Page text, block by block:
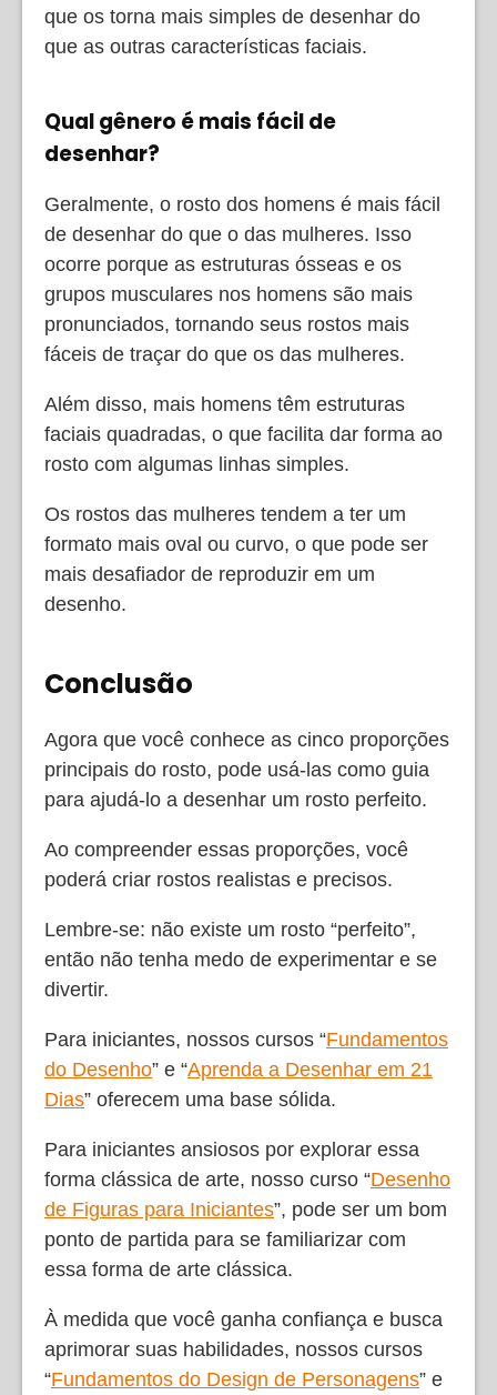
que os torna mais simples de desenhar do
que as outras características faciais.
Qual gênero é mais fácil de
desenhar?
Geralmente, o rosto dos homens é mais fácil
de desenhar do que o das mulheres. Isso
ocorre porque as estruturas ósseas e os
grupos musculares nos homens são mais
pronunciados, tornando seus rostos mais
fáceis de traçar do que os das mulheres.
Além disso, mais homens têm estruturas
faciais quadradas, o que facilita dar forma ao
rosto com algumas linhas simples.
Os rostos das mulheres tendem a ter um
formato mais oval ou curvo, o que pode ser
mais desafiador de reproduzir em um
desenho.
Conclusão
Agora que você conhece as cinco proporções
principais do rosto, pode usá-las como guia
para ajudá-lo a desenhar um rosto perfeito.
Ao compreender essas proporções, você
poderá criar rostos realistas e precisos.
Lembre-se: não existe um rosto “perfeito”,
então não tenha medo de experimentar e se
divertir.
Para iniciantes, nossos cursos “Fundamentos
do Desenho” e “Aprenda a Desenhar em 21
Dias” oferecem uma base sólida.
Para iniciantes ansiosos por explorar essa
forma clássica de arte, nosso curso “Desenho
de Figuras para Iniciantes”, pode ser um bom
ponto de partida para se familiarizar com
essa forma de arte clássica.
À medida que você ganha confiança e busca
aprimorar suas habilidades, nossos cursos
“Fundamentos do Design de Personagens” e